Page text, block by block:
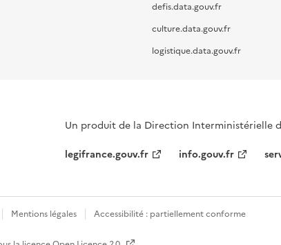
defis.data.gouv.fr
culture.data.gouv.fr
logistique.data.gouv.fr
Un produit de la Direction Interministérielle
legifrance.gouv.fr
info.gouv.fr
Mentions légales Accessibilité : partiellement conforme